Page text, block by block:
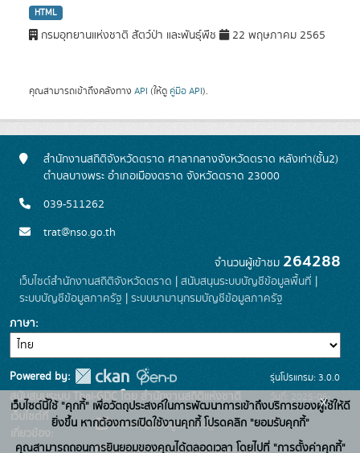
HTML
กรมอุทยานแห่งชาติ สัตว์ป่า และพันธุ์พืช 22 พฤษภาคม 2565
คุณสามารถเข้าถึงคลังทาง API (ให้ดู คู่มือ API).
สำนักงานสถิติจังหวัดตราด ศาลากลางจังหวัดตราด หลังเก่า(ชั้น2)
ตำบลบางพระ อำเภอเมืองตราด จังหวัดตราด 23000
039-511262
trat@nso.go.th
จำนวนผู้เข้าชม 264288
เว็บไซต์สำนักงานสถิติจังหวัดตราด | สนับสนุนระบบบัญชีข้อมูลพื้นที่ |
ระบบบัญชีข้อมูลภาครัฐ | ระบบนามานุกรมบัญชีข้อมูลภาครัฐ
ภาษา
Powered by:
สนับสนุนระบบ Thai-GDC โดย สำนักงานสถิติแห่งชาติ
เว็บไซต์ที่
เกี่ยวข้อง:
ระบบบัญชีข้อมูลภาครัฐ
รุ่นโปรแกรม: 3.0.0
วันที่: 2025-06-
26
เว็บไซต์นี้ใช้ "คุกกี้" เพื่อวัตถุประสงค์ในการพัฒนาการเข้าถึงบริการของผู้ใช้ให้ดี
ยิ่งขึ้น หากต้องการเปิดใช้งานคุกกี้ โปรดคลิก "ยอมรับคุกกี้"
คุณสามารถถอนการยินยอมของคุณได้ตลอดเวลา โดยไปที่ "การตั้งค่าคุกกี้"
x